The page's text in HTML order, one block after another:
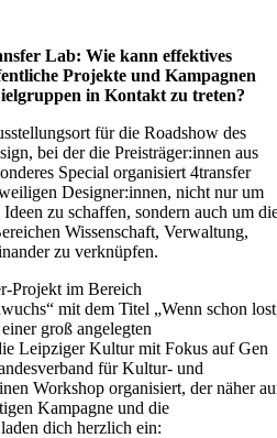
Lab: Wie kann effektives
Projekte und Kampagnen
in Kontakt zu treten?
für die Roadshow des
bei der die Preisträger:innen aus
Special organisiert 4transfer
Designer:innen, nicht nur um
zu schaffen, sondern auch um
Wissenschaft, Verwaltung,
zu verknüpfen.
Projekt im Bereich
mit dem Titel „Wenn schon
groß angelegten
Leipziger Kultur mit Fokus auf Gen
für Kultur- und
Workshop organisiert, der näher
Kampagne und die
dich herzlich ein: